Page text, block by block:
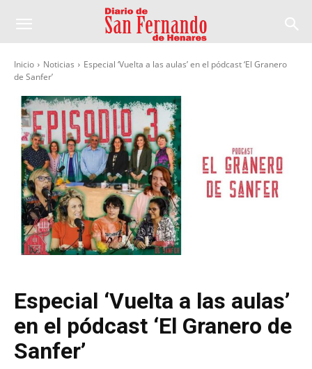
Inicio Noticias
Especial ‘Vuelta a las aulas’ en el pódcast ‘El Granero
de Sanfer’
Especial ‘Vuelta a las aulas’
en el pódcast ‘El Granero de
Sanfer’